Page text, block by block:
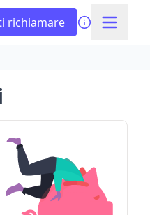
richiamare